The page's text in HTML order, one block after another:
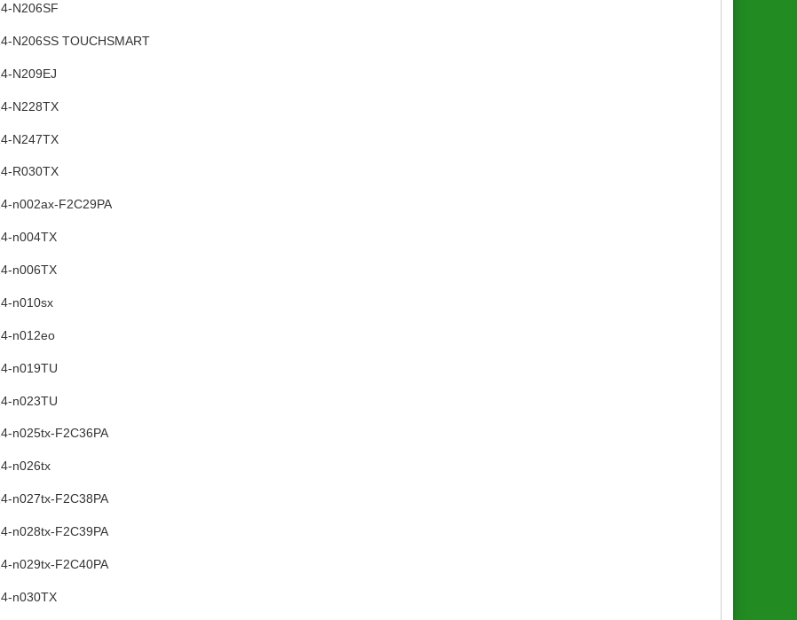
N206SF
N206SS TOUCHSMART
N209EJ
N228TX
N247TX
R030TX
n002ax-F2C29PA
n004TX
n006TX
n010sx
n012eo
n019TU
n023TU
n025tx-F2C36PA
n026tx
n027tx-F2C38PA
n028tx-F2C39PA
n029tx-F2C40PA
n030TX